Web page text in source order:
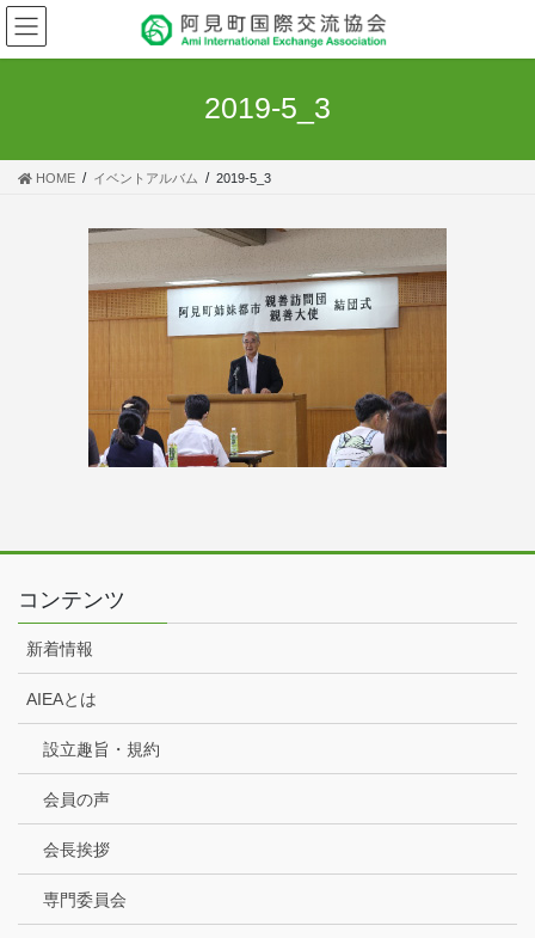
コ
ン
テ
ス
ナ
ビ
ゲ
ン
2019-5_3
HOME イベントアルバム 2019-5_3
コンテンツ
新着情報
AIEAとは
設立趣旨・規約
会員の声
会長挨拶
専門委員会